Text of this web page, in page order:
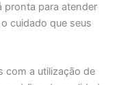
pronta para atender
cuidado que seus
com a utilização de